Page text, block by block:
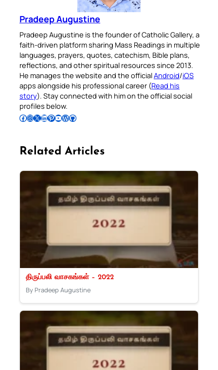
Pradeep Augustine
Pradeep Augustine is the founder of Catholic Gallery, a
faith-driven platform sharing Mass Readings in multiple
languages, prayers, quotes, catechism, Bible plans,
reflections, and other spiritual resources since 2013.
He manages the website and the officialAndroid/iOS
apps alongside his professional career (Read his
story). Stay connected with him on the official social
profiles below.
Follow Pradeep on Facebook Follow Pradeep on InstagramFollow Pradeep on X Follow Pradeep on LinkedIn Follow Pradeep on Pinterest Subscribe to Pradeep’s Youtube Channel Follow Pradeep on WordPress Follow Pradeep on GitHub
Related Articles
திருப்பலி வாசகங்கள் – 2022
By Pradeep Augustine